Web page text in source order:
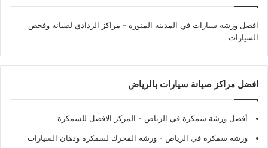
افضل ورشة سيارات في المدينة المنورة - مراكز الردادي لصيانة وفحص
السيارات
افضل مراكز صيانة سيارات بالرياض
أفضل ورشة سمكرة في الرياض - المركز الافضل للسمكرة
ورشة سمكرة في الرياض - ورشة المحرك لسمكرة ودهان السيارات